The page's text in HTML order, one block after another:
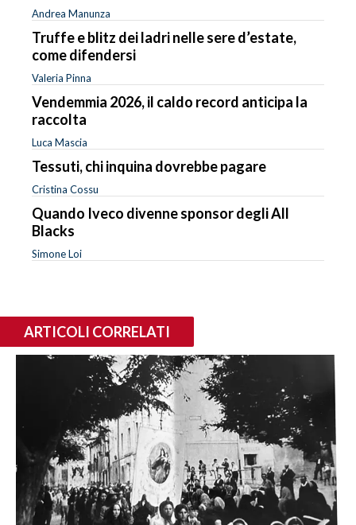
Andrea Manunza
Truffe e blitz dei ladri nelle sere d’estate,
come difendersi
Valeria Pinna
Vendemmia 2026, il caldo record anticipa la
raccolta
Luca Mascia
Tessuti, chi inquina dovrebbe pagare
Cristina Cossu
Quando Iveco divenne sponsor degli All
Blacks
Simone Loi
ARTICOLI CORRELATI